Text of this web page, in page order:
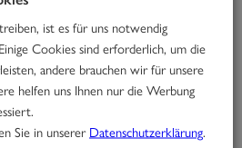
in Kurkuma-Aprikosencurry
ist es für uns notwendig
Cookies sind erforderlich, um die
andere brauchen wir für unsere
helfen uns Ihnen nur die Werbung
Sie in unsererDatenschutzerklärung